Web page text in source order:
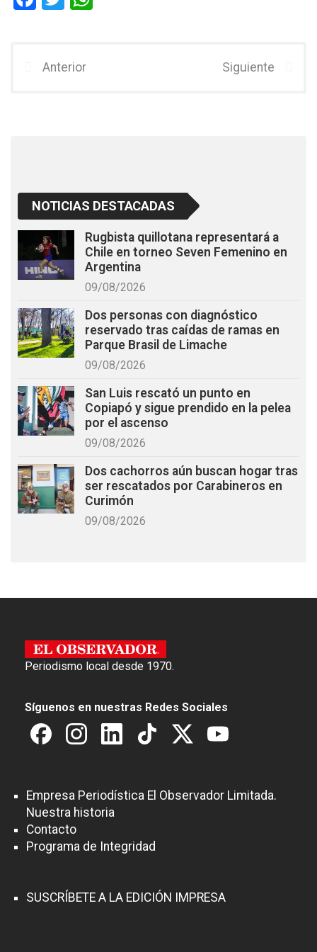
b
er
Anterior Siguiente
NOTICIAS DESTACADAS
Rugbista quillotana representará a
Chile en torneo Seven Femenino en
Argentina
09/08/2026
Dos personas con diagnóstico
reservado tras caídas de ramas en
Parque Brasil de Limache
09/08/2026
San Luis rescató un punto en
Copiapó y sigue prendido en la pelea
por el ascenso
09/08/2026
Dos cachorros aún buscan hogar tras
ser rescatados por Carabineros en
Curimón
09/08/2026
Periodismo local desde 1970.
Síguenos en nuestras Redes Sociales
Empresa Periodística El Observador Limitada.
Nuestra historia
Contacto
Programa de Integridad
SUSCRÍBETE A LA EDICIÓN IMPRESA